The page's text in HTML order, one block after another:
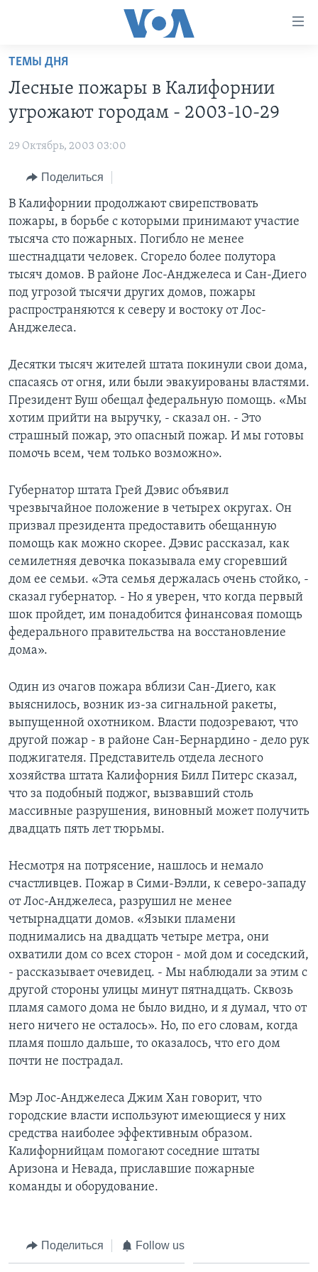
Перейти
основной
контент
Перейти
навигации
Перейти
поиск
НОВОСТИ ЗА МИНУТУ
ИТОГИ
ПОЧЕМУ ЭТО ВАЖНО?
ДИСКУССИЯ VOA
ДЕТАЛИ
НЬЮ-ЙОРК NEW YORK
АМЕРИКА. БОЛЬШОЕ ПУТЕШЕСТВИЕ
ПРОЕКТЫ
УЧИМ АНГЛИЙСКИЙ
НАША АМЕРИКАНСКАЯ ИСТОРИЯ
А КАК В АМЕРИКЕ?
АРТЕФАКТЫ
АМЕРИКАНСКИЕ ГОРОДКИ
ТЕСТЫ
ЭКСПЕРТИЗА
ИНТЕРВЬЮ
ФАКТЫ ПРОТИВ ФЕЙКОВ
ЗА СВОБОДУ ПРЕССЫ
УЧИМ АНГЛИЙСКИЙ
ВИДЕО
ПОДПИСКА НА НОВОСТИ
СОЦИАЛЬНЫЕ СЕТИ
Языки
ТЕМЫ ДНЯ
Лесные пожары в Калифорнии
угрожают городам - 2003-10-29
29 Октябрь, 2003 03:00
Поделиться
В Калифорнии продолжают свирепствовать
пожары, в борьбе с которыми принимают участие
тысяча сто пожарных. Погибло не менее
шестнадцати человек. Сгорело более полутора
тысяч домов. В районе Лос-Анджелеса и Сан-Диего
под угрозой тысячи других домов, пожары
распространяются к северу и востоку от Лос-
Анджелеса.
Десятки тысяч жителей штата покинули свои дома,
спасаясь от огня, или были эвакуированы властями.
Президент Буш обещал федеральную помощь. «Мы
хотим прийти на выручку, - сказал он. - Это
страшный пожар, это опасный пожар. И мы готовы
помочь всем, чем только возможно».
Губернатор штата Грей Дэвис объявил
чрезвычайное положение в четырех округах. Он
призвал президента предоставить обещанную
помощь как можно скорее. Дэвис рассказал, как
семилетняя девочка показывала ему сгоревший
дом ее семьи. «Эта семья держалась очень стойко, -
сказал губернатор. - Но я уверен, что когда первый
шок пройдет, им понадобится финансовая помощь
федерального правительства на восстановление
дома».
Один из очагов пожара вблизи Сан-Диего, как
выяснилось, возник из-за сигнальной ракеты,
выпущенной охотником. Власти подозревают, что
другой пожар - в районе Сан-Бернардино - дело рук
поджигателя. Представитель отдела лесного
хозяйства штата Калифорния Билл Питерс сказал,
что за подобный поджог, вызвавший столь
массивные разрушения, виновный может получить
двадцать пять лет тюрьмы.
Несмотря на потрясение, нашлось и немало
счастливцев. Пожар в Сими-Вэлли, к северо-западу
от Лос-Анджелеса, разрушил не менее
четырнадцати домов. «Языки пламени
поднимались на двадцать четыре метра, они
охватили дом со всех сторон - мой дом и соседский,
- рассказывает очевидец. - Мы наблюдали за этим с
другой стороны улицы минут пятнадцать. Сквозь
пламя самого дома не было видно, и я думал, что от
него ничего не осталось». Но, по его словам, когда
пламя пошло дальше, то оказалось, что его дом
почти не пострадал.
Мэр Лос-Анджелеса Джим Хан говорит, что
городские власти используют имеющиеся у них
средства наиболее эффективным образом.
Калифорнийцам помогают соседние штаты
Аризона и Невада, приславшие пожарные
команды и оборудование.
Поделиться Follow us